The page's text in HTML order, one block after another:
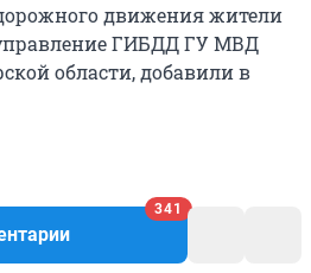
341
движения жители
ГИБДД ГУ МВД
области, добавили в
берега» Новосибирска
с проблемами: например,
высыхания реку, возле